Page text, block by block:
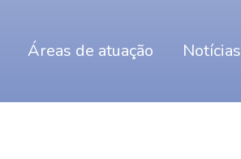
Áreas de atuação Notícias